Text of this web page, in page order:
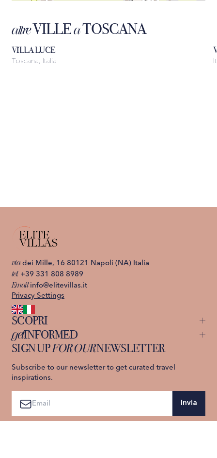
altreVILLEaTOSCANA
viadei Mille, 16 80121 Napoli (NA) Italia
tel.+39 331 808 8989
Email info@elitevillas.it
Privacy Settings
SCOPRI
Capri
St. Moritz
Ischia
Lago di Como
Sicilia
getINFORMED
About us
Contattaci
SIGN UPFOR OURNEWSLETTER
inspirations.